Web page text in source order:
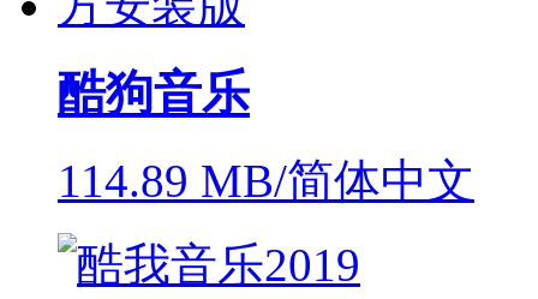
酷狗音乐
114.89 MB/简体中文